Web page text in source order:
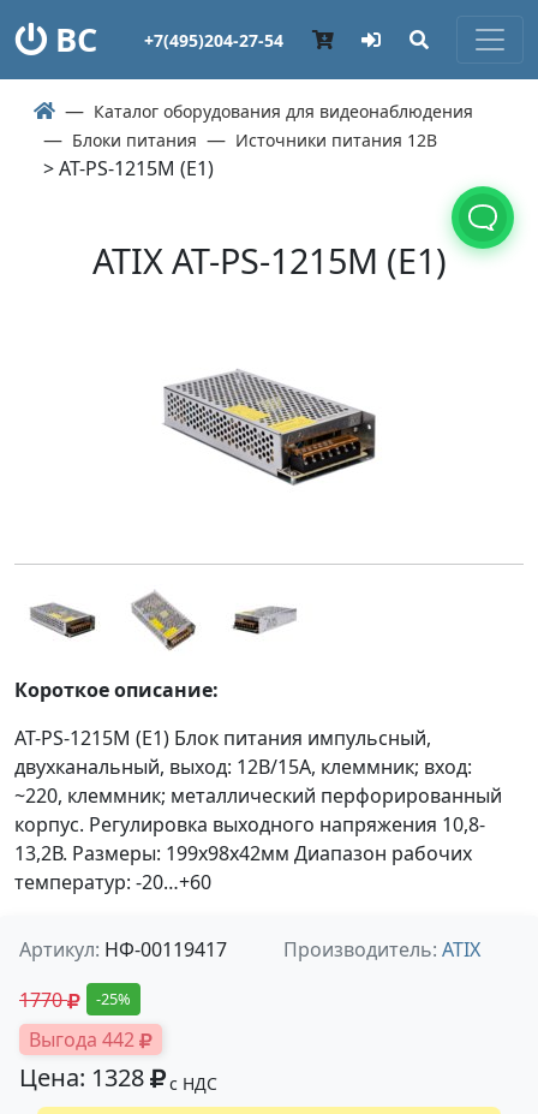
ВС +7(495)204-27-54
Каталог оборудования для видеонаблюдения
Блоки питания
Источники питания 12В
> AT-PS-1215M (E1)
ATIX AT-PS-1215M (E1)
Короткое описание:
AT-PS-1215M (E1) Блок питания импульсный,
двухканальный, выход: 12В/15А, клеммник; вход:
~220, клеммник; металлический перфорированный
корпус. Регулировка выходного напряжения 10,8-
13,2В. Размеры: 199х98х42мм Диапазон рабочих
температур: -20…+60
Артикул: НФ-00119417 Производитель: ATIX
1770
-25%
Выгода 442
Цена: 1328 с НДС